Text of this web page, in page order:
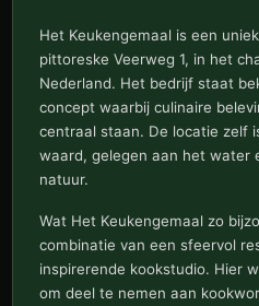
Het Keukengemaal is een
pittoreske Veerweg 1, in het
Nederland. Het bedrijf staat
concept waarbij culinaire
centraal staan. De locatie zelf
waard, gelegen aan het water
natuur.
Wat Het Keukengemaal zo
combinatie van een sfeervol
inspirerende kookstudio. Hier
om deel te nemen aan